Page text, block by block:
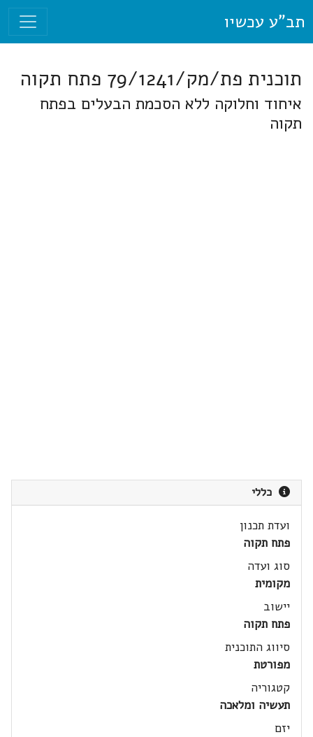
תב"ע עכשיו
תוכנית פת/מק/79/1241 פתח תקוה
איחוד וחלוקה ללא הסכמת הבעלים בפתח
תקוה
כללי
ועדת תכנון
פתח תקוה
סוג ועדה
מקומית
יישוב
פתח תקוה
סיווג התוכנית
מפורטת
קטגוריה
תעשיה ומלאכה
יזם